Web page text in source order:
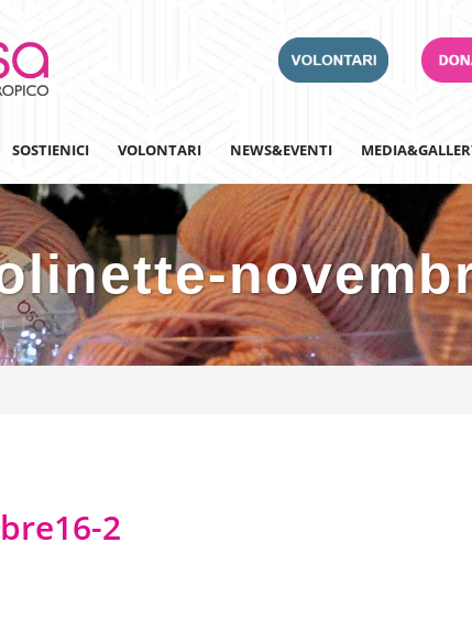
SOSTIENICI
Adotta un Ospedale
Team Building
VOLONTARI NEWS&EVENTI
2